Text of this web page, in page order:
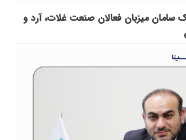
سامان میزبان فعالان صنعت غلات، آرد و